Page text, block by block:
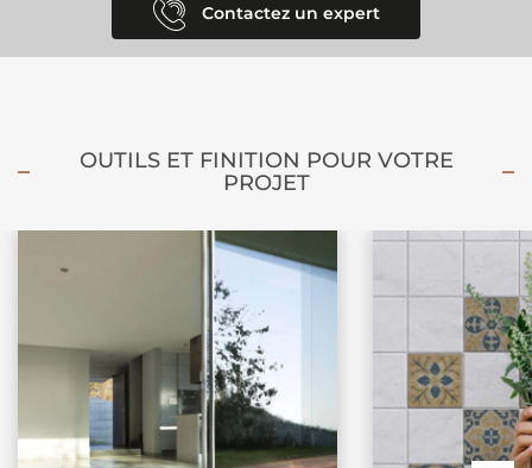
Contactez un expert
OUTILS ET FINITION POUR VOTRE
PROJET